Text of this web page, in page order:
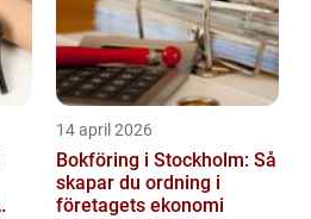
14 april 2026
Bokföring i Stockholm: Så
skapar du ordning i
företagets ekonomi